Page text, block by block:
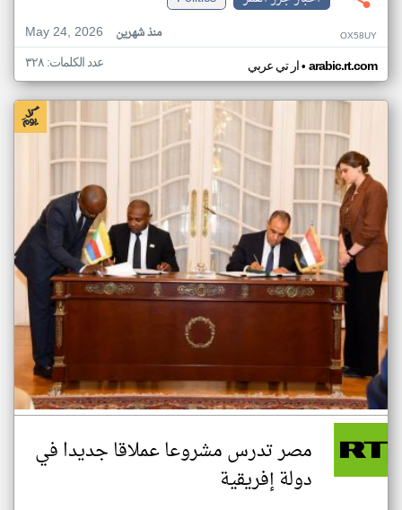
May 24, 2026
منذ شهرين OX58UY
ار تي عربي• arabic.rt.com عدد الكلمات: ٣٢٨
مصر تدرس مشروعا عملاقا جديدا في
دولة إفريقية